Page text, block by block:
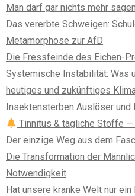
Man darf gar nichts mehr sagen
Das vererbte Schweigen:
Metamorphose zur AfD
Die Fressfeinde des Eichen-
Systemische Instabilität: Was
heutiges und zukünftiges
Insektensterben Auslöser und
Tinnitus & tägliche Stoffe
Der einzige Weg aus dem
Die Transformation der
Notwendigkeit
Hat unsere kranke Welt nur